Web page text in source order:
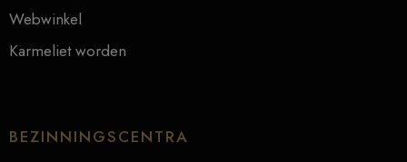
Webwinkel
Karmeliet worden
BEZINNINGSCENTRA